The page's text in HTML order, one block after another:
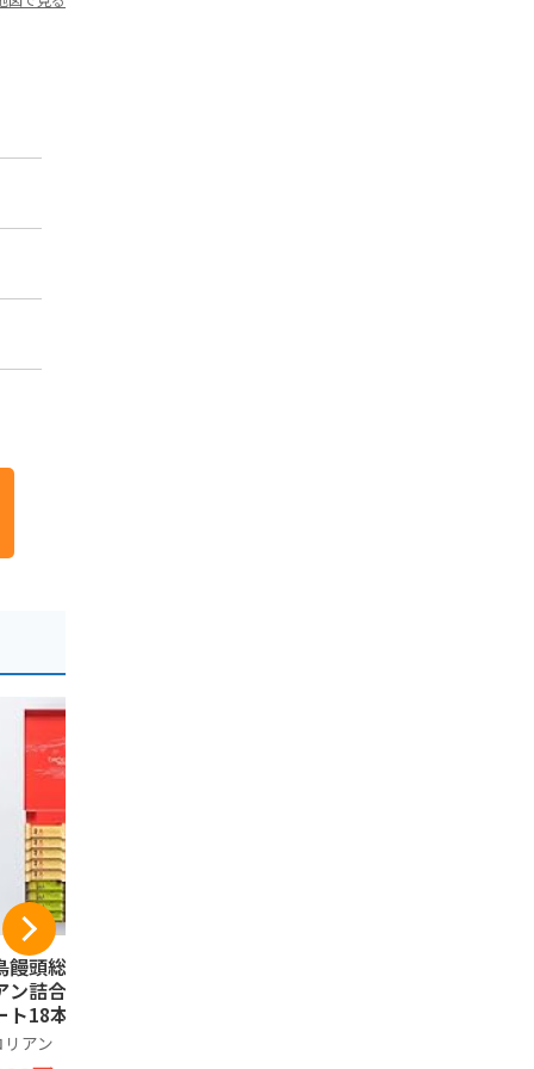
饅頭総本舗 チロ
ン詰合せ 小（シ
ト18本入り） お
個包装 小分け
クッキー ギフ
リアン